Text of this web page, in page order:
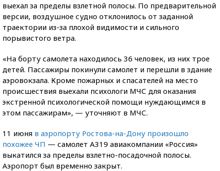
выехал за пределы взлетной полосы. По предварительной
версии, воздушное судно отклонилось от заданной
траектории из-за плохой видимости и сильного
порывистого ветра.
«На борту самолета находилось 36 человек, из них трое
детей. Пассажиры покинули самолет и перешли в здание
аэровокзала. Кроме пожарных и спасателей на место
происшествия выехали психологи МЧС для оказания
экстренной психологической помощи нуждающимся в
этом пассажирам», — уточняют в МЧС.
11 июня в аэропорту Ростова-на-Дону произошло
похожее ЧП — самолет A319 авиакомпании «Россия»
выкатился за пределы взлетно-посадочной полосы.
Аэропорт был временно закрыт.